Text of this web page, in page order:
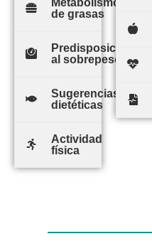
Metabolismo
de grasas
Predisposición
al sobrepeso
Sugerencias
dietéticas
Actividad
física